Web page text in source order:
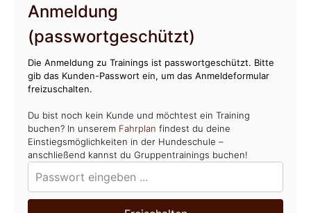
Anmeldung
(passwortgeschützt)
Die Anmeldung zu Trainings ist passwortgeschützt. Bitte
gib das Kunden-Passwort ein, um das Anmeldeformular
freizuschalten.
Du bist noch kein Kunde und möchtest ein Training
buchen? In unserem Fahrplan findest du deine
Einstiegsmöglichkeiten in der Hundeschule –
anschließend kannst du Gruppentrainings buchen!